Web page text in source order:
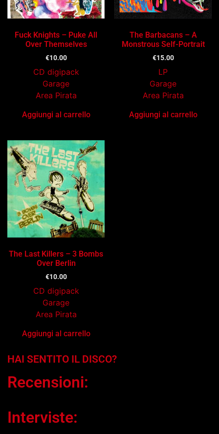
Fuck Knights – Puke All
Over Themselves
€10.00
CD digipack
Garage
Area Pirata
Aggiungi al carrello
The Barbacans – A
Monstrous Self-Portrait
€15.00
LP
Garage
Area Pirata
Aggiungi al carrello
The Last Killers – 3 Bombs
Over Berlin
€10.00
CD digipack
Garage
Area Pirata
Aggiungi al carrello
HAI SENTITO IL DISCO?
Recensioni:
Interviste: